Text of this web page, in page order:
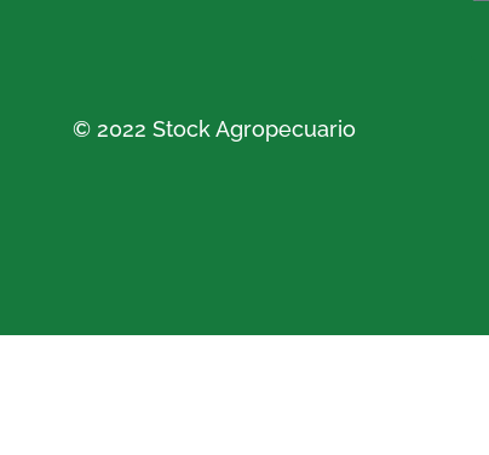
© 2022 Stock Agropecuario